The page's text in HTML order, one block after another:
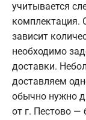
учитывается
комплектация.
зависит
необходимо
доставки.
доставляем
обычно нужно
от г. Пестово —